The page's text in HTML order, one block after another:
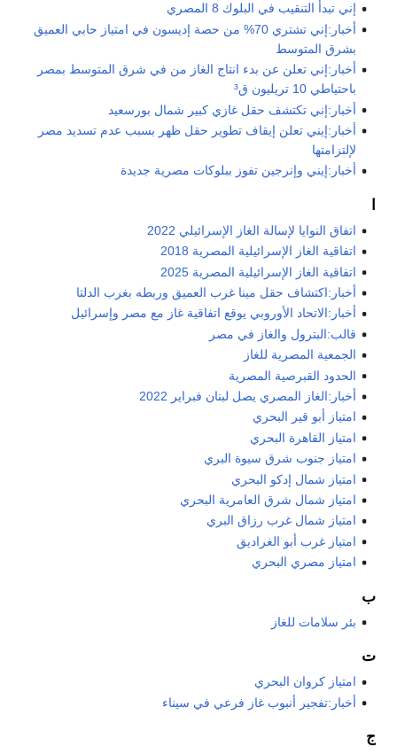
إني تبدأ التنقيب في البلوك 8 المصري
أخبار:إني تشتري 70% من حصة إديسون في امتياز حابي العميق
بشرق المتوسط
أخبار:إني تعلن عن بدء انتاج الغاز من في شرق المتوسط بمصر
باحتياطي 10 تريليون ق³
أخبار:إني تكتشف حقل غازي كبير شمال بورسعيد
أخبار:إيني تعلن إيقاف تطوير حقل ظهر بسبب عدم تسديد مصر
لإلتزامتها
أخبار:إيني وإنرجين تفوز ببلوكات مصرية جديدة
اتفاق النوايا لإسالة الغاز الإسرائيلي 2022
اتفاقية الغاز الإسرائيلية المصرية 2018
اتفاقية الغاز الإسرائيلية المصرية 2025
أخبار:اكتشاف حقل مينا غرب العميق وربطه بغرب الدلتا
أخبار:الاتحاد الأوروبي يوقع اتفاقية غاز مع مصر وإسرائيل
قالب:البترول والغاز في مصر
الجمعية المصرية للغاز
الحدود القبرصية المصرية
أخبار:الغاز المصري يصل لبنان فبراير 2022
امتياز أبو قير البحري
امتياز القاهرة البحري
امتياز جنوب شرق سيوة البري
امتياز شمال إدكو البحري
امتياز شمال شرق العامرية البحري
امتياز شمال غرب رزاق البري
امتياز غرب أبو الغراديق
امتياز مصري البحري
ب
بئر سلامات للغاز
ت
امتياز كروان البحري
أخبار:تفجير أنبوب غاز فرعي في سيناء
ج